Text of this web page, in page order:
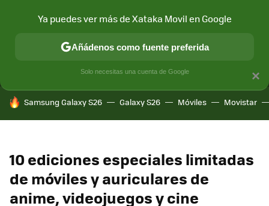
MÓVIL Y SOCIEDAD APLICACIONES
HOY SE HABLA DE
Samsung Galaxy S26 Galaxy S26 Móviles Movistar
10 ediciones especiales limitadas
de móviles y auriculares de
anime, videojuegos y cine
×
Ya puedes ver más de Xataka Movil en Google
Añádenos como fuente preferida
Solo necesitas una cuenta de Google